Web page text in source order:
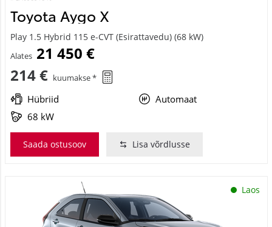
Toyota Aygo X
Play 1.5 Hybrid 115 e-CVT (Esirattavedu) (68 kW)
Alates 21 450 €
214 € kuumakse *
Hübriid
Automaat
68 kW
Saada ostusoov Lisa võrdlusse
Laos